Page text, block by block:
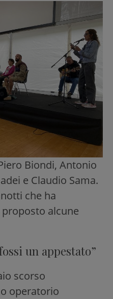
Biondi, Antonio
e Claudio Sama.
che ha
alcune
un appestato”
scorso
operatorio